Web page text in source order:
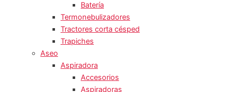
Batería
Termonebulizadores
Tractores corta césped
Trapiches
Aseo
Aspiradora
Accesorios
Aspiradoras